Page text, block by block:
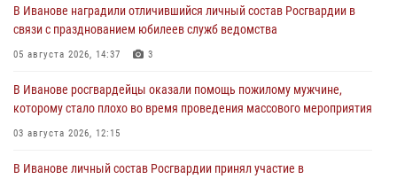
В Иванове наградили отличившийся личный состав Росгвардии в
связи с празднованием юбилеев служб ведомства
05 августа 2026, 14:37 3
В Иванове росгвардейцы оказали помощь пожилому мужчине,
которому стало плохо во время проведения массового мероприятия
03 августа 2026, 12:15
В Иванове личный состав Росгвардии принял участие в